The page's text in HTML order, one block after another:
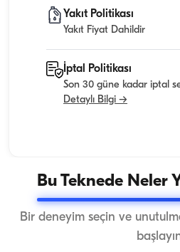
Yakıt Politikası
Yakıt Fiyat Dahildir
İptal Politikası
Son 30 güne kadar iptal
Detaylı Bilgi →
Bu Teknede Neler
Bir deneyim seçin ve